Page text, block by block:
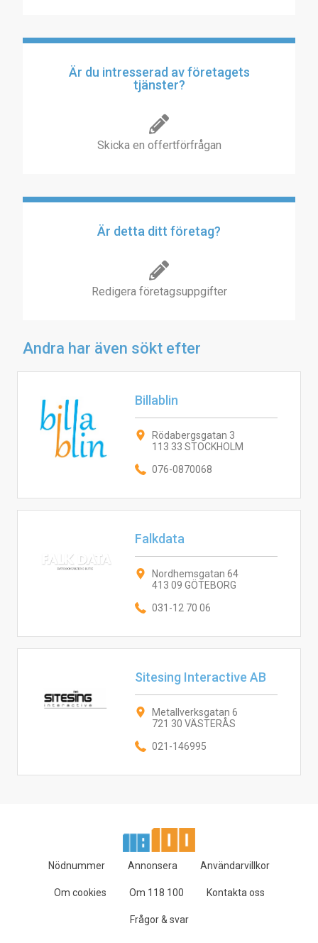
Är du intresserad av företagets
tjänster?
Skicka en offertförfrågan
Är detta ditt företag?
Redigera företagsuppgifter
Andra har även sökt efter
Billablin
Rödabergsgatan 3
113 33 STOCKHOLM
076-0870068
Falkdata
Nordhemsgatan 64
413 09 GÖTEBORG
031-12 70 06
Sitesing Interactive AB
Metallverksgatan 6
721 30 VÄSTERÅS
021-146995
Nödnummer Annonsera Användarvillkor
Om cookies Om 118 100 Kontakta oss
Frågor & svar